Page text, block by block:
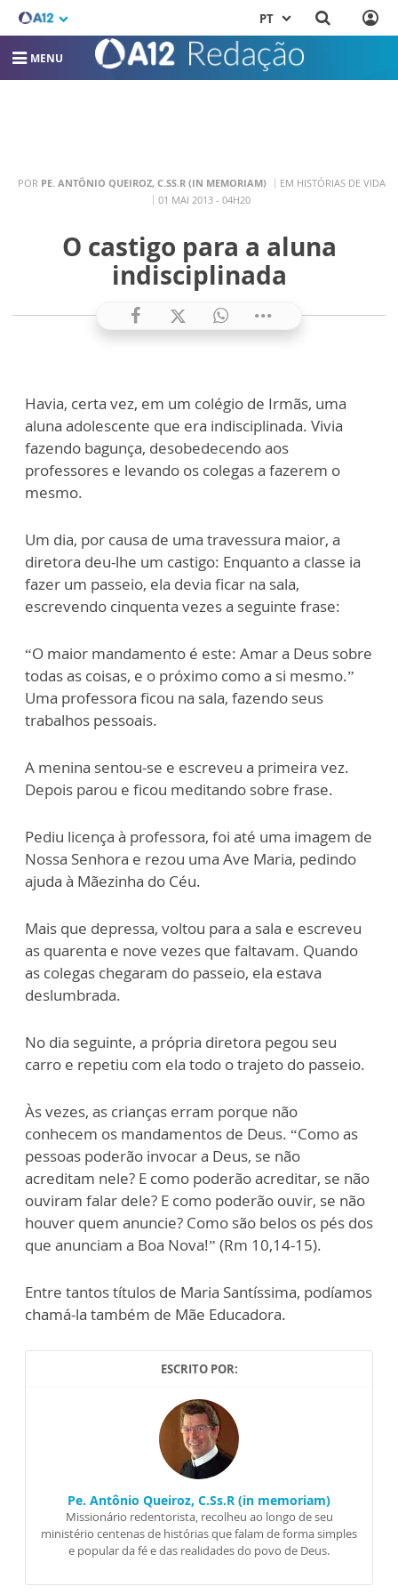
PT
MENU
POR PE. ANTÔNIO QUEIROZ, C.SS.R (IN MEMORIAM)
EM HISTÓRIAS DE VIDA
01 MAI 2013 - 04H20
O castigo para a aluna
indisciplinada
Havia, certa vez, em um colégio de Irmãs, uma
aluna adolescente que era indisciplinada. Vivia
fazendo bagunça, desobedecendo aos
professores e levando os colegas a fazerem o
mesmo.
Um dia, por causa de uma travessura maior, a
diretora deu-lhe um castigo: Enquanto a classe ia
fazer um passeio, ela devia ficar na sala,
escrevendo cinquenta vezes a seguinte frase:
“O maior mandamento é este: Amar a Deus sobre
todas as coisas, e o próximo como a si mesmo.”
Uma professora ficou na sala, fazendo seus
trabalhos pessoais.
A menina sentou-se e escreveu a primeira vez.
Depois parou e ficou meditando sobre frase.
Pediu licença à professora, foi até uma imagem de
Nossa Senhora e rezou uma Ave Maria, pedindo
ajuda à Mãezinha do Céu.
Mais que depressa, voltou para a sala e escreveu
as quarenta e nove vezes que faltavam. Quando
as colegas chegaram do passeio, ela estava
deslumbrada.
No dia seguinte, a própria diretora pegou seu
carro e repetiu com ela todo o trajeto do passeio.
Às vezes, as crianças erram porque não
conhecem os mandamentos de Deus. “Como as
pessoas poderão invocar a Deus, se não
acreditam nele? E como poderão acreditar, se não
ouviram falar dele? E como poderão ouvir, se não
houver quem anuncie? Como são belos os pés dos
que anunciam a Boa Nova!” (Rm 10,14-15).
Entre tantos títulos de Maria Santíssima, podíamos
chamá-la também de Mãe Educadora.
ESCRITO POR:
Pe. Antônio Queiroz, C.Ss.R (in memoriam)
Missionário redentorista, recolheu ao longo de seu
ministério centenas de histórias que falam de forma simples
e popular da fé e das realidades do povo de Deus.